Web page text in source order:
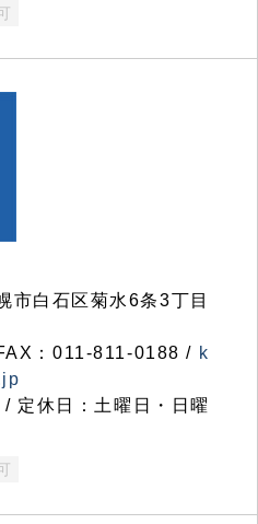
白石区菊水6条3丁目
：011-811-0188 / k
定休日：土曜日・日曜